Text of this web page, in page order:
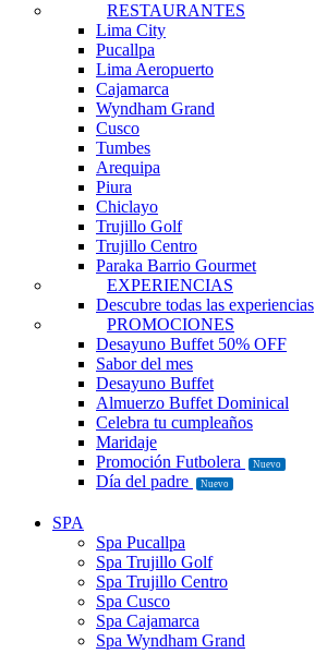
RESTAURANTES
Lima City
Pucallpa
Lima Aeropuerto
Cajamarca
Wyndham Grand
Cusco
Tumbes
Arequipa
Piura
Chiclayo
Trujillo Golf
Trujillo Centro
Paraka Barrio Gourmet
EXPERIENCIAS
Descubre todas las experiencias
PROMOCIONES
Desayuno Buffet 50% OFF
Sabor del mes
Desayuno Buffet
Almuerzo Buffet Dominical
Celebra tu cumpleaños
Maridaje
Promoción Futbolera
Nuevo
Día del padre Nuevo
SPA
Spa Pucallpa
Spa Trujillo Golf
Spa Trujillo Centro
Spa Cusco
Spa Cajamarca
Spa Wyndham Grand